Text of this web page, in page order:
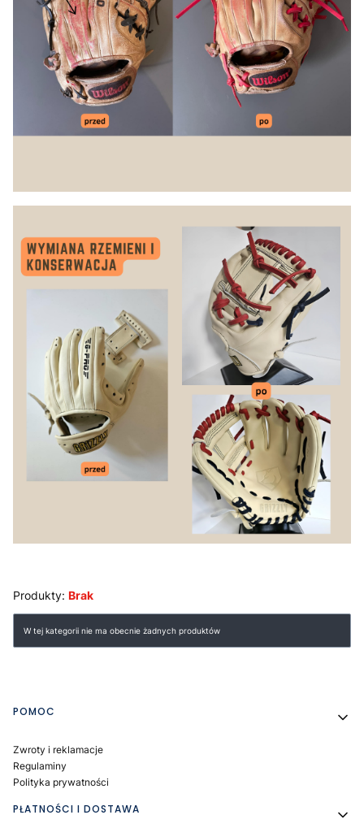
Produkty: Brak
Lista produktów
W tej kategorii nie ma obecnie żadnych produktów
Linki w stopce
POMOC
Zwroty i reklamacje
Regulaminy
Polityka prywatności
PŁATNOŚCI I DOSTAWA